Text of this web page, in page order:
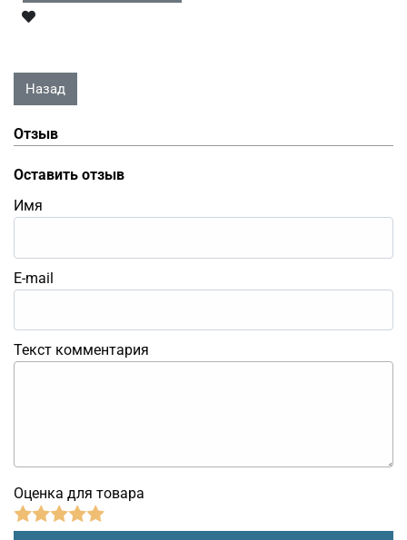
Отзыв
Оставить отзыв
Имя
E-mail
Текст комментария
Оценка для товара